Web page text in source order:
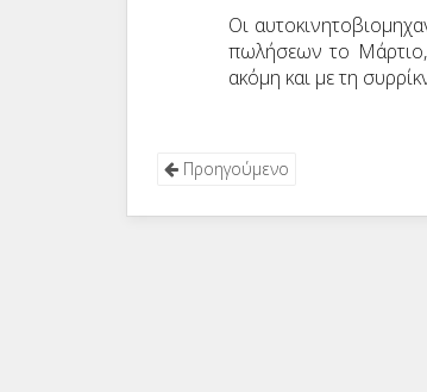
Οι
πωλήσεων το Μάρτιο,
ακόμη και με τη
Προηγούμενο